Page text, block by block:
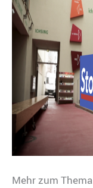
Mehr zum Thema